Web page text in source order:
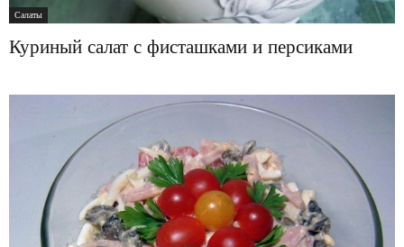
Салаты
Куриный салат с фисташками и персиками